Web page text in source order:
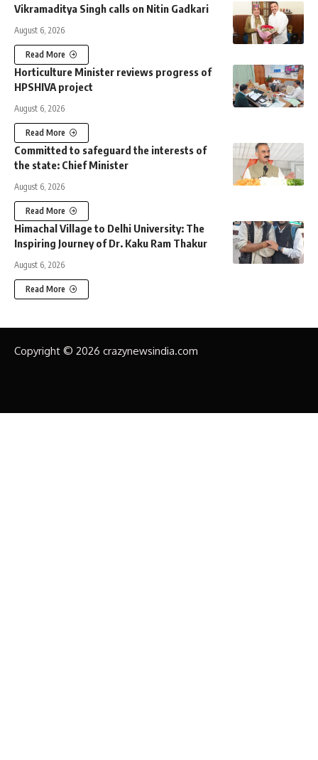
Vikramaditya Singh calls on Nitin Gadkari
August 6, 2026
Read More
Horticulture Minister reviews progress of
HPSHIVA project
August 6, 2026
Read More
Committed to safeguard the interests of
the state: Chief Minister
August 6, 2026
Read More
Himachal Village to Delhi University: The
Inspiring Journey of Dr. Kaku Ram Thakur
August 6, 2026
Read More
Copyright © 2026 crazynewsindia.com